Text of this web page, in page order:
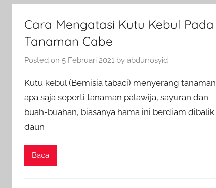
Cara Mengatasi Kutu Kebul Pada
Tanaman Cabe
Posted on 5 Februari 2021 by abdurrosyid
Kutu kebul (Bemisia tabaci) menyerang tanaman
apa saja seperti tanaman palawija, sayuran dan
buah-buahan, biasanya hama ini berdiam dibalik
daun
Baca